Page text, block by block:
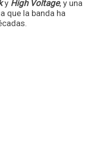
y High Voltage, y una
que la banda ha